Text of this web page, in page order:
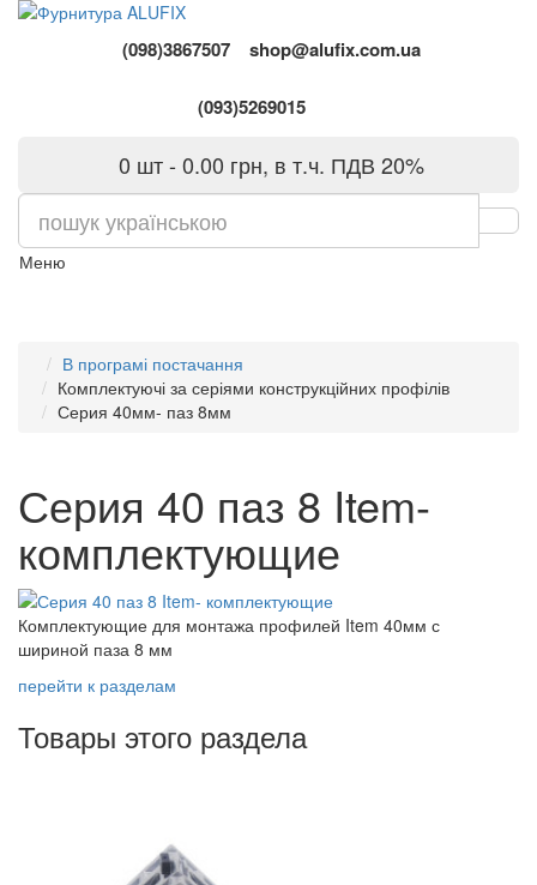
(098)3867507 shop@alufix.com.ua
(093)5269015
0 шт - 0.00 грн, в т.ч. ПДВ 20%
Меню
В програмі постачання
Комплектуючі за серіями конструкційних профілів
Серия 40мм- паз 8мм
Серия 40 паз 8 Item-
комплектующие
Комплектующие для монтажа профилей Item 40мм с
шириной паза 8 мм
перейти к разделам
Товары этого раздела